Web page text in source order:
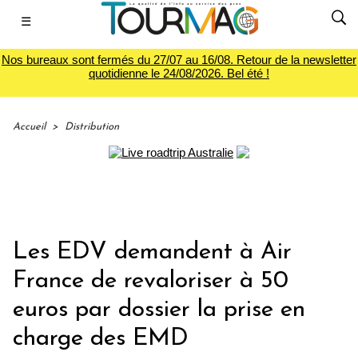
☰
Nos bureaux sont fermés du 27/07 au 16/08. Retour de la newsletter
quotidienne le 24/08/2026. Bel été !
Accueil > Distribution
Les EDV demandent à Air
France de revaloriser à 50
euros par dossier la prise en
charge des EMD